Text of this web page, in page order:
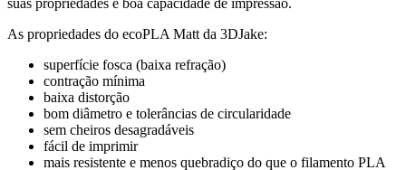
As propriedades do ecoPLA Matt da 3DJake:
superfície fosca (baixa refração)
contração mínima
baixa distorção
bom diâmetro e tolerâncias de circularidade
sem cheiros desagradáveis
fácil de imprimir
mais resistente e menos quebradiço do que o filamento PLA